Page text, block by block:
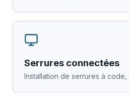
Serrures connectées
Installation de serrures à